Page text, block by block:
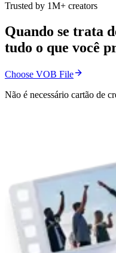
Trusted by 1M+ creators
Quando se trata
tudo o que você
Choose VOB File
Não é necessário cartão de